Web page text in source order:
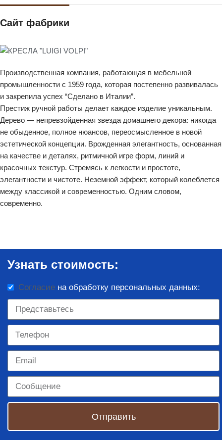
Сайт фабрики
Производственная компания, работающая в мебельной
промышленности с 1959 года, которая постепенно развивалась
и закрепила успех “Сделано в Италии”.
Престиж ручной работы делает каждое изделие уникальным.
Дерево — непревзойденная звезда домашнего декора: никогда
не обыденное, полное нюансов, переосмысленное в новой
эстетической концепции. Врожденная элегантность, основанная
на качестве и деталях, ритмичной игре форм, линий и
красочных текстур. Стремясь к легкости и простоте,
элегантности и чистоте. Неземной эффект, который колеблется
между классикой и современностью. Одним словом,
современно.
Узнать стоимость:
Согласие на обработку персональных данных:
Отправить